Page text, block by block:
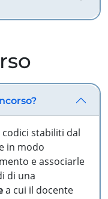
stabiliti dal
in modo
e associarle
di una
a cui il docente